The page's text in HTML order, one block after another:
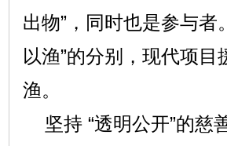
出物”，同时也是参与者
以渔”的分别，现代项
渔。
坚持 “透明公开”的慈